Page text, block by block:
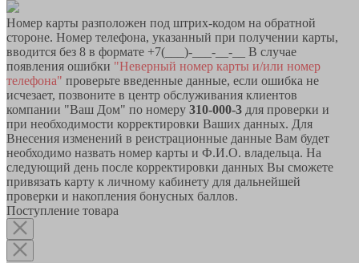
Номер карты разположен под штрих-кодом на обратной
стороне. Номер телефона, указанный при получении карты,
вводится без 8 в формате +7(___)-___-__-__ В случае
появления ошибки "Неверный номер карты и/или номер
телефона" проверьте введенные данные, если ошибка не
исчезает, позвоните в центр обслуживания клиентов
компании "Ваш Дом" по номеру 310-000-3 для проверки и
при необходимости корректировки Ваших данных. Для
Внесения изменений в реистрационные данные Вам будет
необходимо назвать номер карты и Ф.И.О. владельца. На
следующий день после корректировки данных Вы сможете
привязать карту к личному кабинету для дальнейшей
проверки и накопления бонусных баллов.
Поступление товара